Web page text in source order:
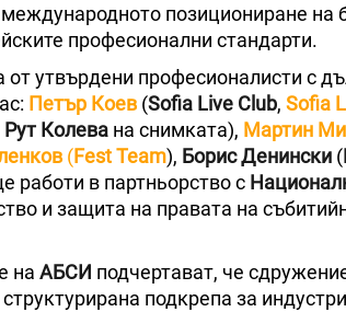
позициониране на
професионални стандарти.
утвърдени професионалисти с
Петър Коев (Sofia Live Club, Sofia
Рут Колева на снимката), Мартин
(Fest Team), Борис Денински (
работи в партньорство с
и защита на правата на
на АБСИ подчертават, че
подкрепа за